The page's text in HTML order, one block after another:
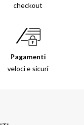
checkout
Pagamenti
veloci e sicuri